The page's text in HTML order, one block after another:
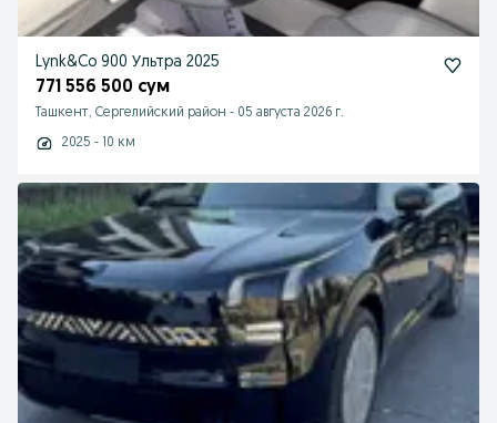
Lynk&Co 900 Ультра 2025
771 556 500 сум
Ташкент, Сергелийский район - 05 августа 2026 г.
2025 - 10 км